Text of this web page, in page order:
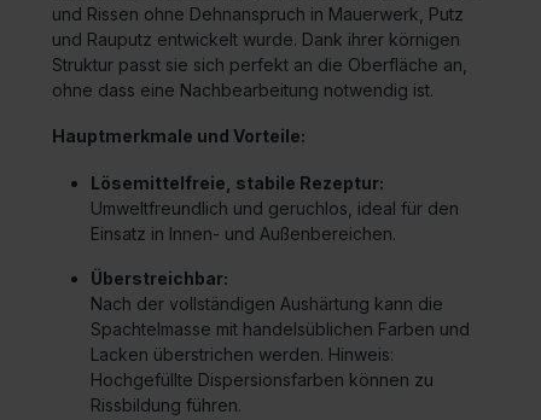
und Rissen ohne Dehnanspruch in Mauerwerk, Putz
und Rauputz entwickelt wurde. Dank ihrer körnigen
Struktur passt sie sich perfekt an die Oberfläche an,
ohne dass eine Nachbearbeitung notwendig ist.
Hauptmerkmale und Vorteile:
Lösemittelfreie, stabile Rezeptur:
Umweltfreundlich und geruchlos, ideal für den
Einsatz in Innen- und Außenbereichen.
Überstreichbar:
Nach der vollständigen Aushärtung kann die
Spachtelmasse mit handelsüblichen Farben und
Lacken überstrichen werden. Hinweis:
Hochgefüllte Dispersionsfarben können zu
Rissbildung führen.